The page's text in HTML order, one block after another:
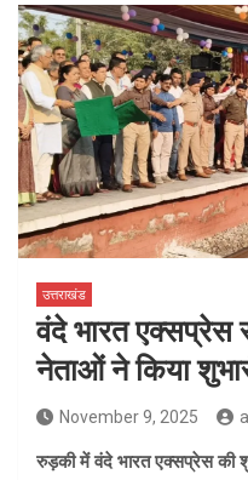
उत्तराखंड
वंदे भारत एक्सप्रेस
नेताओं ने किया
November 9, 2025
रुड़की में वंदे भारत एक्सप्रेस की